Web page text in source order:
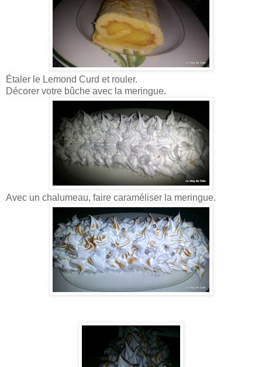
Étaler le Lemond Curd et rouler.
Décorer votre bûche avec la meringue.
Avec un chalumeau, faire caraméliser la meringue.